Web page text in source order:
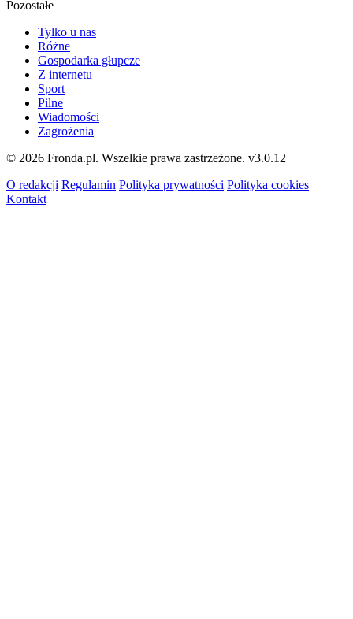
Pozostałe
Tylko u nas
Różne
Gospodarka głupcze
Z internetu
Sport
Pilne
Wiadomości
Zagrożenia
© 2026 Fronda.pl. Wszelkie prawa zastrzeżone. v3.0.12
O redakcji Regulamin Polityka prywatności Polityka cookies
Kontakt